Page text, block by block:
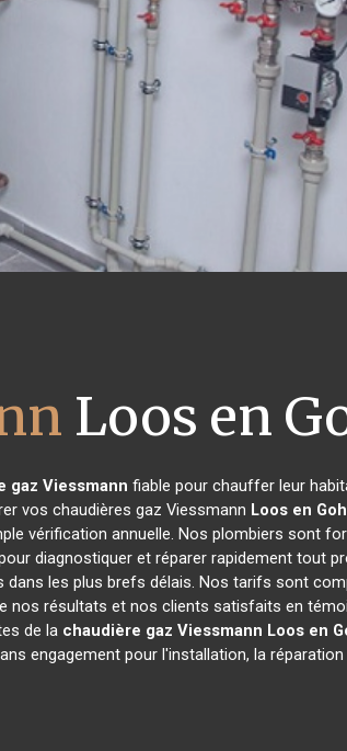
Loos en
gaz Viessmann fiable pour chauffer leur
vos chaudières gaz Viessmann Loos en
vérification annuelle. Nos plombiers sont
diagnostiquer et réparer rapidement tout
les plus brefs délais. Nos tarifs sont
résultats et nos clients satisfaits en
de la chaudière gaz Viessmann Loos en
engagement pour l'installation, la